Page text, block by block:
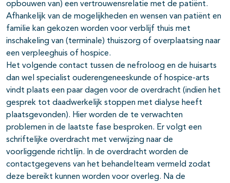
opbouwen van) een vertrouwensrelatie met de patiënt.
Afhankelijk van de mogelijkheden en wensen van patiënt en
familie kan gekozen worden voor verblijf thuis met
inschakeling van (terminale) thuiszorg of overplaatsing naar
een verpleeghuis of hospice.
Het volgende contact tussen de nefroloog en de huisarts
dan wel specialist ouderengeneeskunde of hospice-arts
vindt plaats een paar dagen voor de overdracht (indien het
gesprek tot daadwerkelijk stoppen met dialyse heeft
plaatsgevonden). Hier worden de te verwachten
problemen in de laatste fase besproken. Er volgt een
schriftelijke overdracht met verwijzing naar de
voorliggende richtlijn. In de overdracht worden de
contactgegevens van het behandelteam vermeld zodat
deze bereikt kunnen worden voor overleg. Na de